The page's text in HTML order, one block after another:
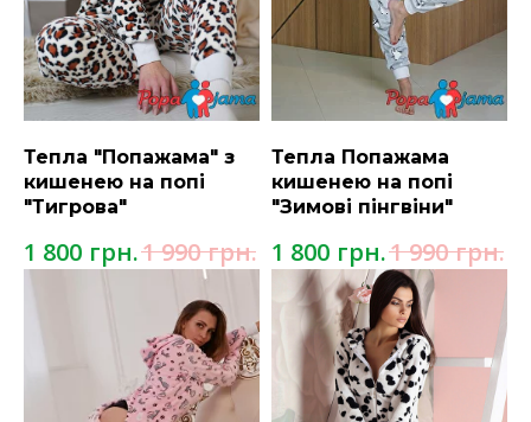
Тепла "Попажама" з
кишенею на попі
"Тигрова"
1 800 грн.1 990 грн.
Тепла Попажама
кишенею на попі
"Зимові пінгвіни"
1 800 грн.1 990 грн.